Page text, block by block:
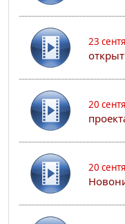
23
20
20